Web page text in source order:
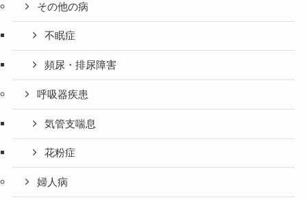
その他の病
不眠症
頻尿・排尿障害
呼吸器疾患
気管支喘息
花粉症
婦人病